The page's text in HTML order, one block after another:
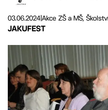
03.06.2024Akce ZŠ a MŠ,
JAKUFEST